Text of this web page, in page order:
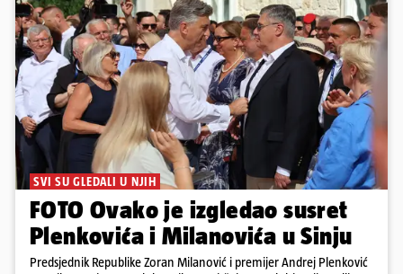
SVI SU GLEDALI U NJIH
FOTO Ovako je izgledao susret
Plenkovića i Milanovića u Sinju
Predsjednik Republike Zoran Milanović i premijer Andrej Plenković